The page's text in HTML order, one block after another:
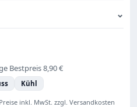
⌄
Bestpreis 8,90 €
Kühl
Preise inkl. MwSt. zzgl. Versandkosten